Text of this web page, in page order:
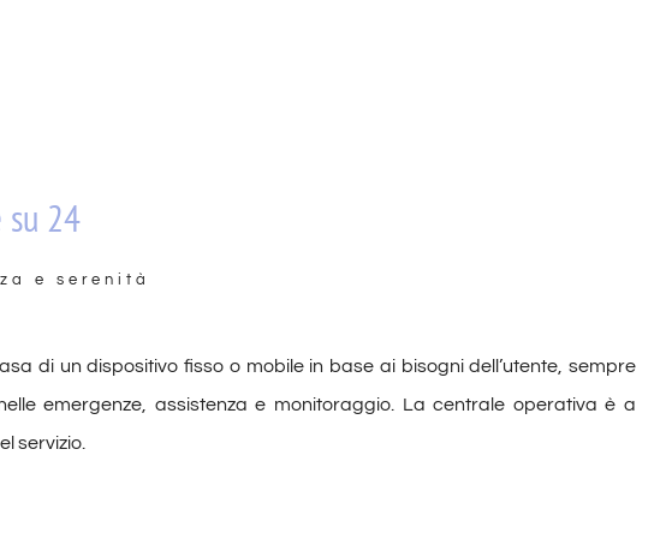
24
e serenità
di un dispositivo fisso o mobile in base ai bisogni dell’utente, sempre
emergenze, assistenza e monitoraggio. La centrale operativa è a
servizio.